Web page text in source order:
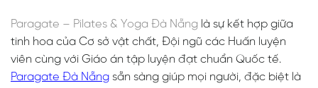
Paragate – Pilates & Yoga Đà Nẵng là sự kết hợp giữa
tinh hoa của Cơ sở vật chất, Đội ngũ các Huấn luyện
viên cùng với Giáo án tập luyện đạt chuẩn Quốc tế.
Paragate Đà Nẵng sẵn sàng giúp mọi người, đặc biệt là